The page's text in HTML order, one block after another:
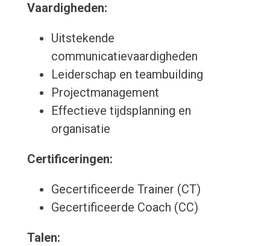
Vaardigheden:
Uitstekende
communicatievaardigheden
Leiderschap en teambuilding
Projectmanagement
Effectieve tijdsplanning en
organisatie
Certificeringen:
Gecertificeerde Trainer (CT)
Gecertificeerde Coach (CC)
Talen: